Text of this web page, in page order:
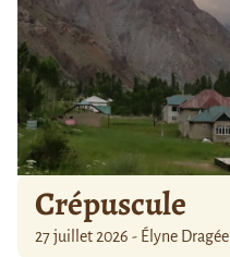
Crépuscule
27 juillet 2026 - Élyne Dragée